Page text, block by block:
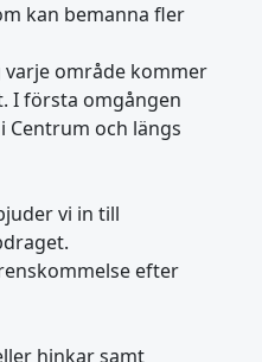
kan bemanna fler
område kommer
I första omgången
och längs
vi in till
efter
hinkar samt